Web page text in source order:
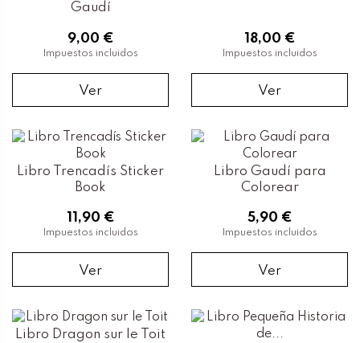
Gaudí
9,00 €
Impuestos incluidos
Ver
18,00 €
Impuestos incluidos
Ver
Libro Trencadís Sticker
Book
11,90 €
Impuestos incluidos
Ver
Libro Gaudí para
Colorear
5,90 €
Impuestos incluidos
Ver
Libro Dragon sur le Toit